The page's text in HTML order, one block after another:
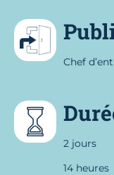
Chef
2 jours
14 heures